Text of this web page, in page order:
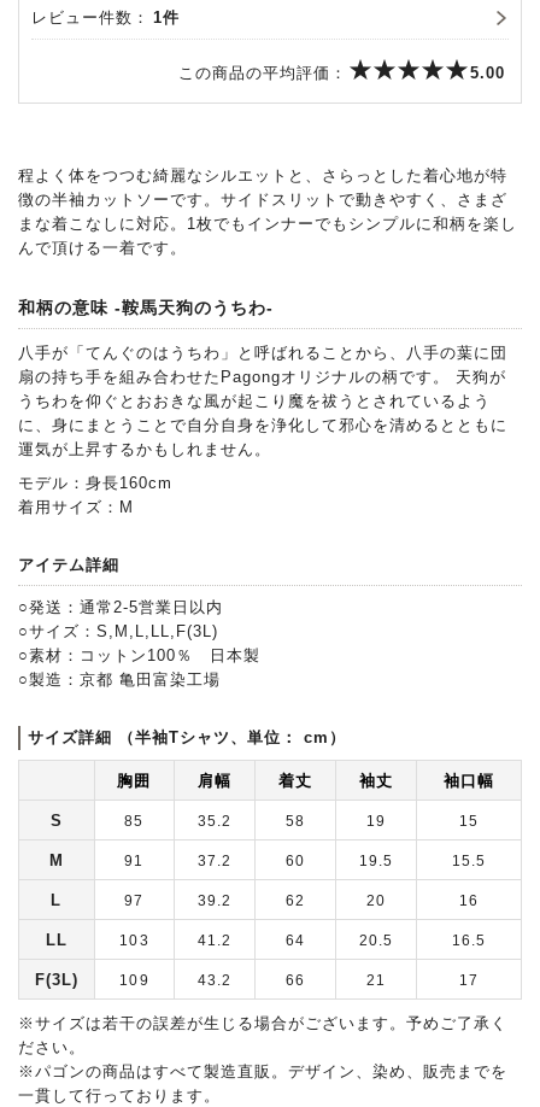
レビュー件数： 1件
この商品の平均評価： 5.00
程よく体をつつむ綺麗なシルエットと、さらっとした着心地が特
徴の半袖カットソーです。サイドスリットで動きやすく、さまざ
まな着こなしに対応。1枚でもインナーでもシンプルに和柄を楽し
んで頂ける一着です。
和柄の意味 -鞍馬天狗のうちわ-
八手が「てんぐのはうちわ」と呼ばれることから、八手の葉に団
扇の持ち手を組み合わせたPagongオリジナルの柄です。 天狗が
うちわを仰ぐとおおきな風が起こり魔を祓うとされているよう
に、身にまとうことで自分自身を浄化して邪心を清めるとともに
運気が上昇するかもしれません。
モデル：身長160cm
着用サイズ：M
アイテム詳細
○発送：通常2-5営業日以内
○サイズ：S,M,L,LL,F(3L)
○素材：コットン100％ 日本製
○製造：京都 亀田富染工場
サイズ詳細 （半袖Tシャツ、単位： cm）
胸囲 肩幅 着丈 袖丈 袖口幅
S 85 35.2 58 19 15
M 91 37.2 60 19.5 15.5
L 97 39.2 62 20 16
LL 103 41.2 64 20.5 16.5
F(3L) 109 43.2 66 21 17
※サイズは若干の誤差が生じる場合がございます。予めご了承く
ださい。
※パゴンの商品はすべて製造直販。デザイン、染め、販売までを
一貫して行っております。